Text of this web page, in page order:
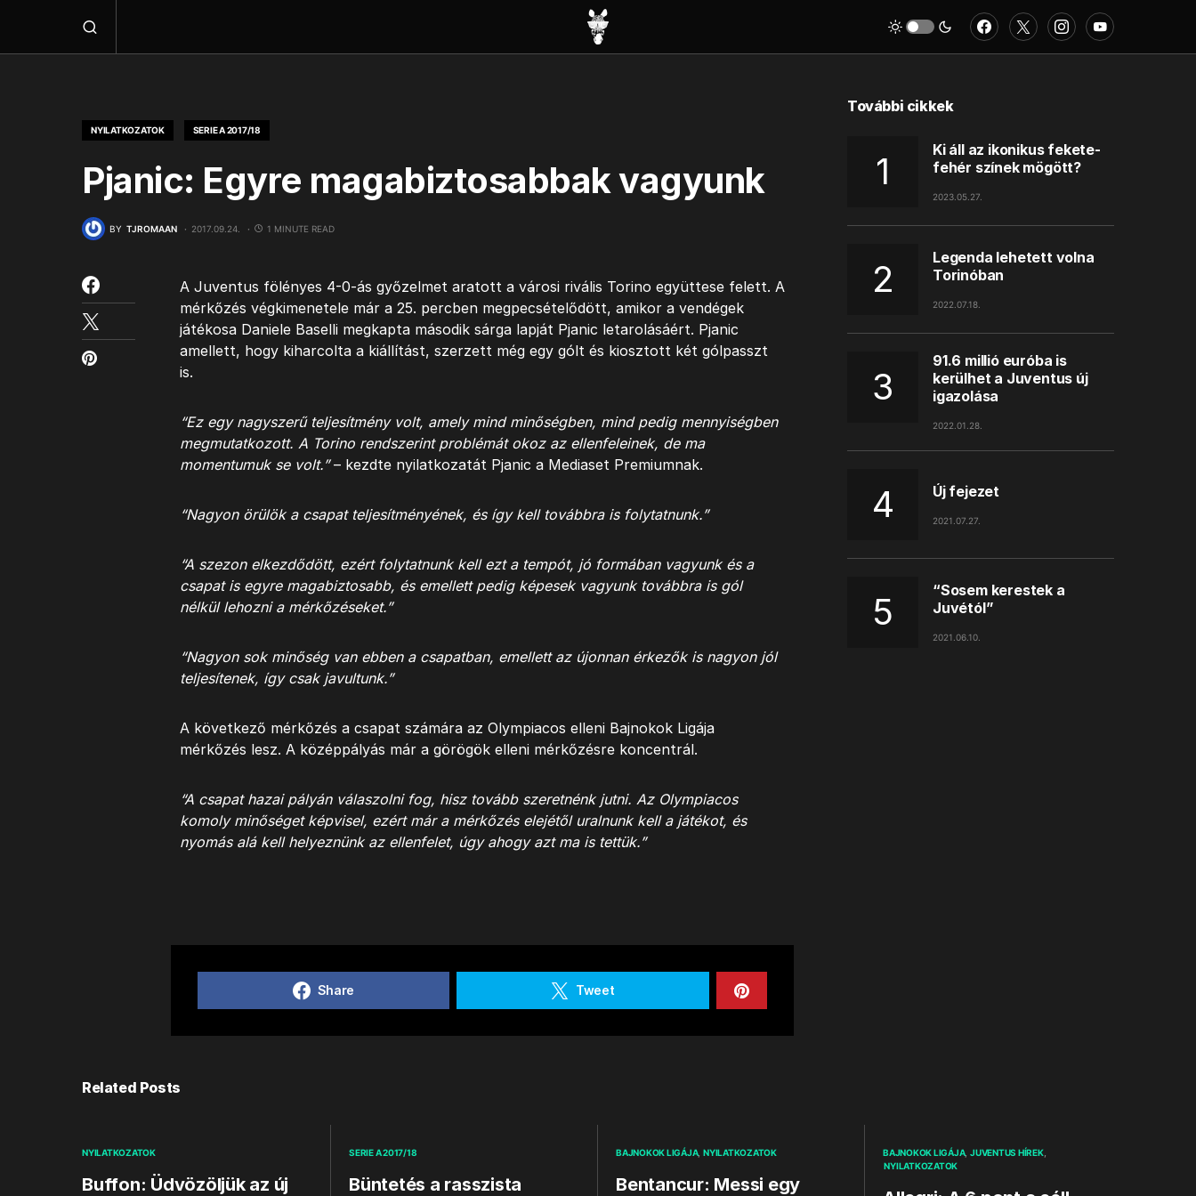
NYILATKOZATOK SERIE A 2017/18
Pjanic: Egyre magabiztosabbak vagyunk
BY TJROMAAN 2017.09.24. 1 MINUTE READ
A Juventus fölényes 4-0-ás győzelmet aratott a városi rivális Torino együttese felett. A
mérkőzés végkimenetele már a 25. percben megpecsételődött, amikor a vendégek
játékosa Daniele Baselli megkapta második sárga lapját Pjanic letarolásáért. Pjanic
amellett, hogy kiharcolta a kiállítást, szerzett még egy gólt és kiosztott két gólpasszt
is.
“Ez egy nagyszerű teljesítmény volt, amely mind minőségben, mind pedig mennyiségben
megmutatkozott. A Torino rendszerint problémát okoz az ellenfeleinek, de ma
momentumuk se volt.”– kezdte nyilatkozatát Pjanic a Mediaset Premiumnak.
“Nagyon örülök a csapat teljesítményének, és így kell továbbra is folytatnunk.”
“A szezon elkezdődött, ezért folytatnunk kell ezt a tempót, jó formában vagyunk és a
csapat is egyre magabiztosabb, és emellett pedig képesek vagyunk továbbra is gól
nélkül lehozni a mérkőzéseket.”
“Nagyon sok minőség van ebben a csapatban, emellett az újonnan érkezők is nagyon jól
teljesítenek, így csak javultunk.”
A következő mérkőzés a csapat számára az Olympiacos elleni Bajnokok Ligája
mérkőzés lesz. A középpályás már a görögök elleni mérkőzésre koncentrál.
“A csapat hazai pályán válaszolni fog, hisz tovább szeretnénk jutni. Az Olympiacos
komoly minőséget képvisel, ezért már a mérkőzés elejétől uralnunk kell a játékot, és
nyomás alá kell helyeznünk az ellenfelet, úgy ahogy azt ma is tettük.”
Share Tweet
További cikkek
Ki áll az ikonikus fekete-
fehér színek mögött?
2023.05.27.
Legenda lehetett volna
Torinóban
2022.07.18.
91.6 millió euróba is
kerülhet a Juventus új
igazolása
2022.01.28.
Új fejezet
2021.07.27.
“Sosem kerestek a
Juvétól”
2021.06.10.
Related Posts
NYILATKOZATOK
Buffon: Üdvözöljük az új
SERIE A 2017/18
Büntetés a rasszista
BAJNOKOK LIGÁJA NYILATKOZATOK
Bentancur: Messi egy
BAJNOKOK LIGÁJA JUVENTUS HÍREK
NYILATKOZATOK